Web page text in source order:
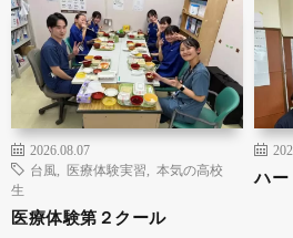
2026.08.07
台風
医療体験実習
本気の高校
生
医療体験第２クール
ハ